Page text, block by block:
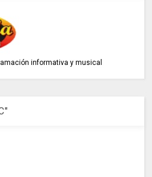
informativa y musical